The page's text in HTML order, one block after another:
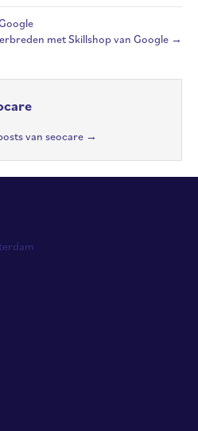
met Skillshop van Google →
van seocare →